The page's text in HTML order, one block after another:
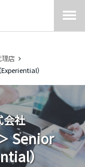
理店
）
会社
Senior
）